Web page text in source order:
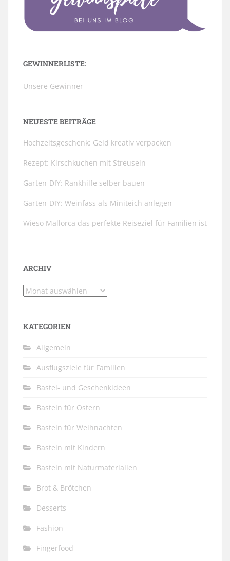
GEWINNERLISTE:
Unsere Gewinner
NEUESTE BEITRÄGE
Hochzeitsgeschenk: Geld kreativ verpacken
Rezept: Kirschkuchen mit Streuseln
Garten-DIY: Rankhilfe selber bauen
Garten-DIY: Weinfass als Miniteich anlegen
Wieso Mallorca das perfekte Reiseziel für Familien ist
ARCHIV
Archiv
KATEGORIEN
Allgemein
Ausflugsziele für Familien
Bastel- und Geschenkideen
Basteln für Ostern
Basteln für Weihnachten
Basteln mit Kindern
Basteln mit Naturmaterialien
Brot & Brötchen
Desserts
Fashion
Fingerfood